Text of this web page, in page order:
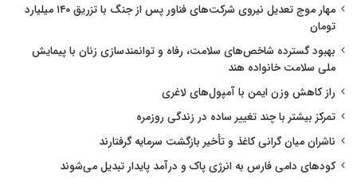
مهار موج تعدیل نیروی شرکت‌های فناور پس از جنگ با تزریق ۱۴۰ میلیارد
تومان
بهبود گسترده شاخص‌های سلامت، رفاه و توانمندسازی زنان با پیمایش
ملی سلامت خانواده هند
راز کاهش وزن ایمن با آمپول‌های لاغری
تمرکز بیشتر با چند تغییر ساده در زندگی روزمره
ناشران میان گرانی کاغذ و تأخیر بازگشت سرمایه گرفتارند
کودهای دامی فارس به انرژی پاک و درآمد پایدار تبدیل می‌شوند